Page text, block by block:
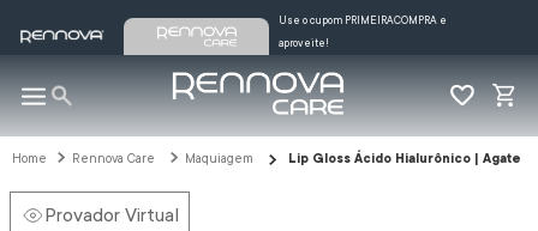
Use o cupom PRIMEIRACOMPRA e
aproveite!
Rennova Care Maquiagem Lip Gloss Ácido Hialurônico | Agate
Provador Virtual